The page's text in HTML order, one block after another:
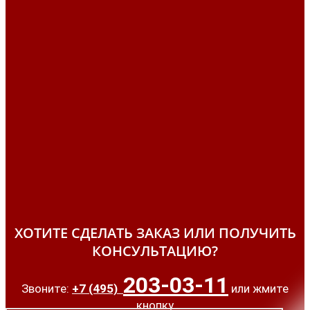
ХОТИТЕ СДЕЛАТЬ ЗАКАЗ ИЛИ ПОЛУЧИТЬ
КОНСУЛЬТАЦИЮ?
Звоните: +7 (495) 203-03-11 или жмите
кнопку